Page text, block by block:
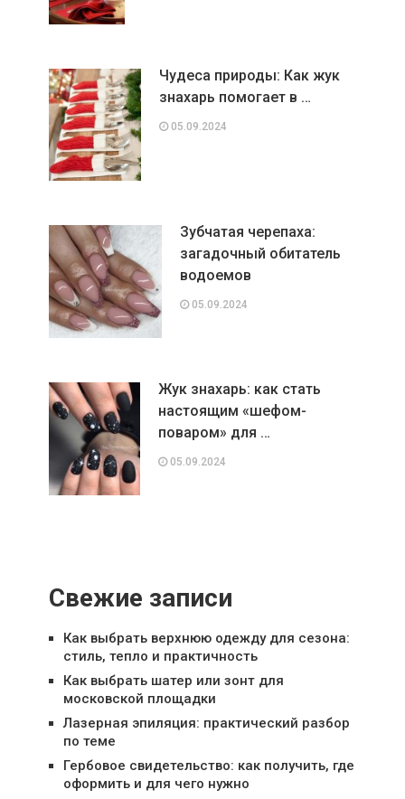
Чудеса природы: Как жук
знахарь помогает в …
05.09.2024
Зубчатая черепаха:
загадочный обитатель
водоемов
05.09.2024
Жук знахарь: как стать
настоящим «шефом-
поваром» для …
05.09.2024
Свежие записи
Как выбрать верхнюю одежду для сезона:
стиль, тепло и практичность
Как выбрать шатер или зонт для
московской площадки
Лазерная эпиляция: практический разбор
по теме
Гербовое свидетельство: как получить, где
оформить и для чего нужно